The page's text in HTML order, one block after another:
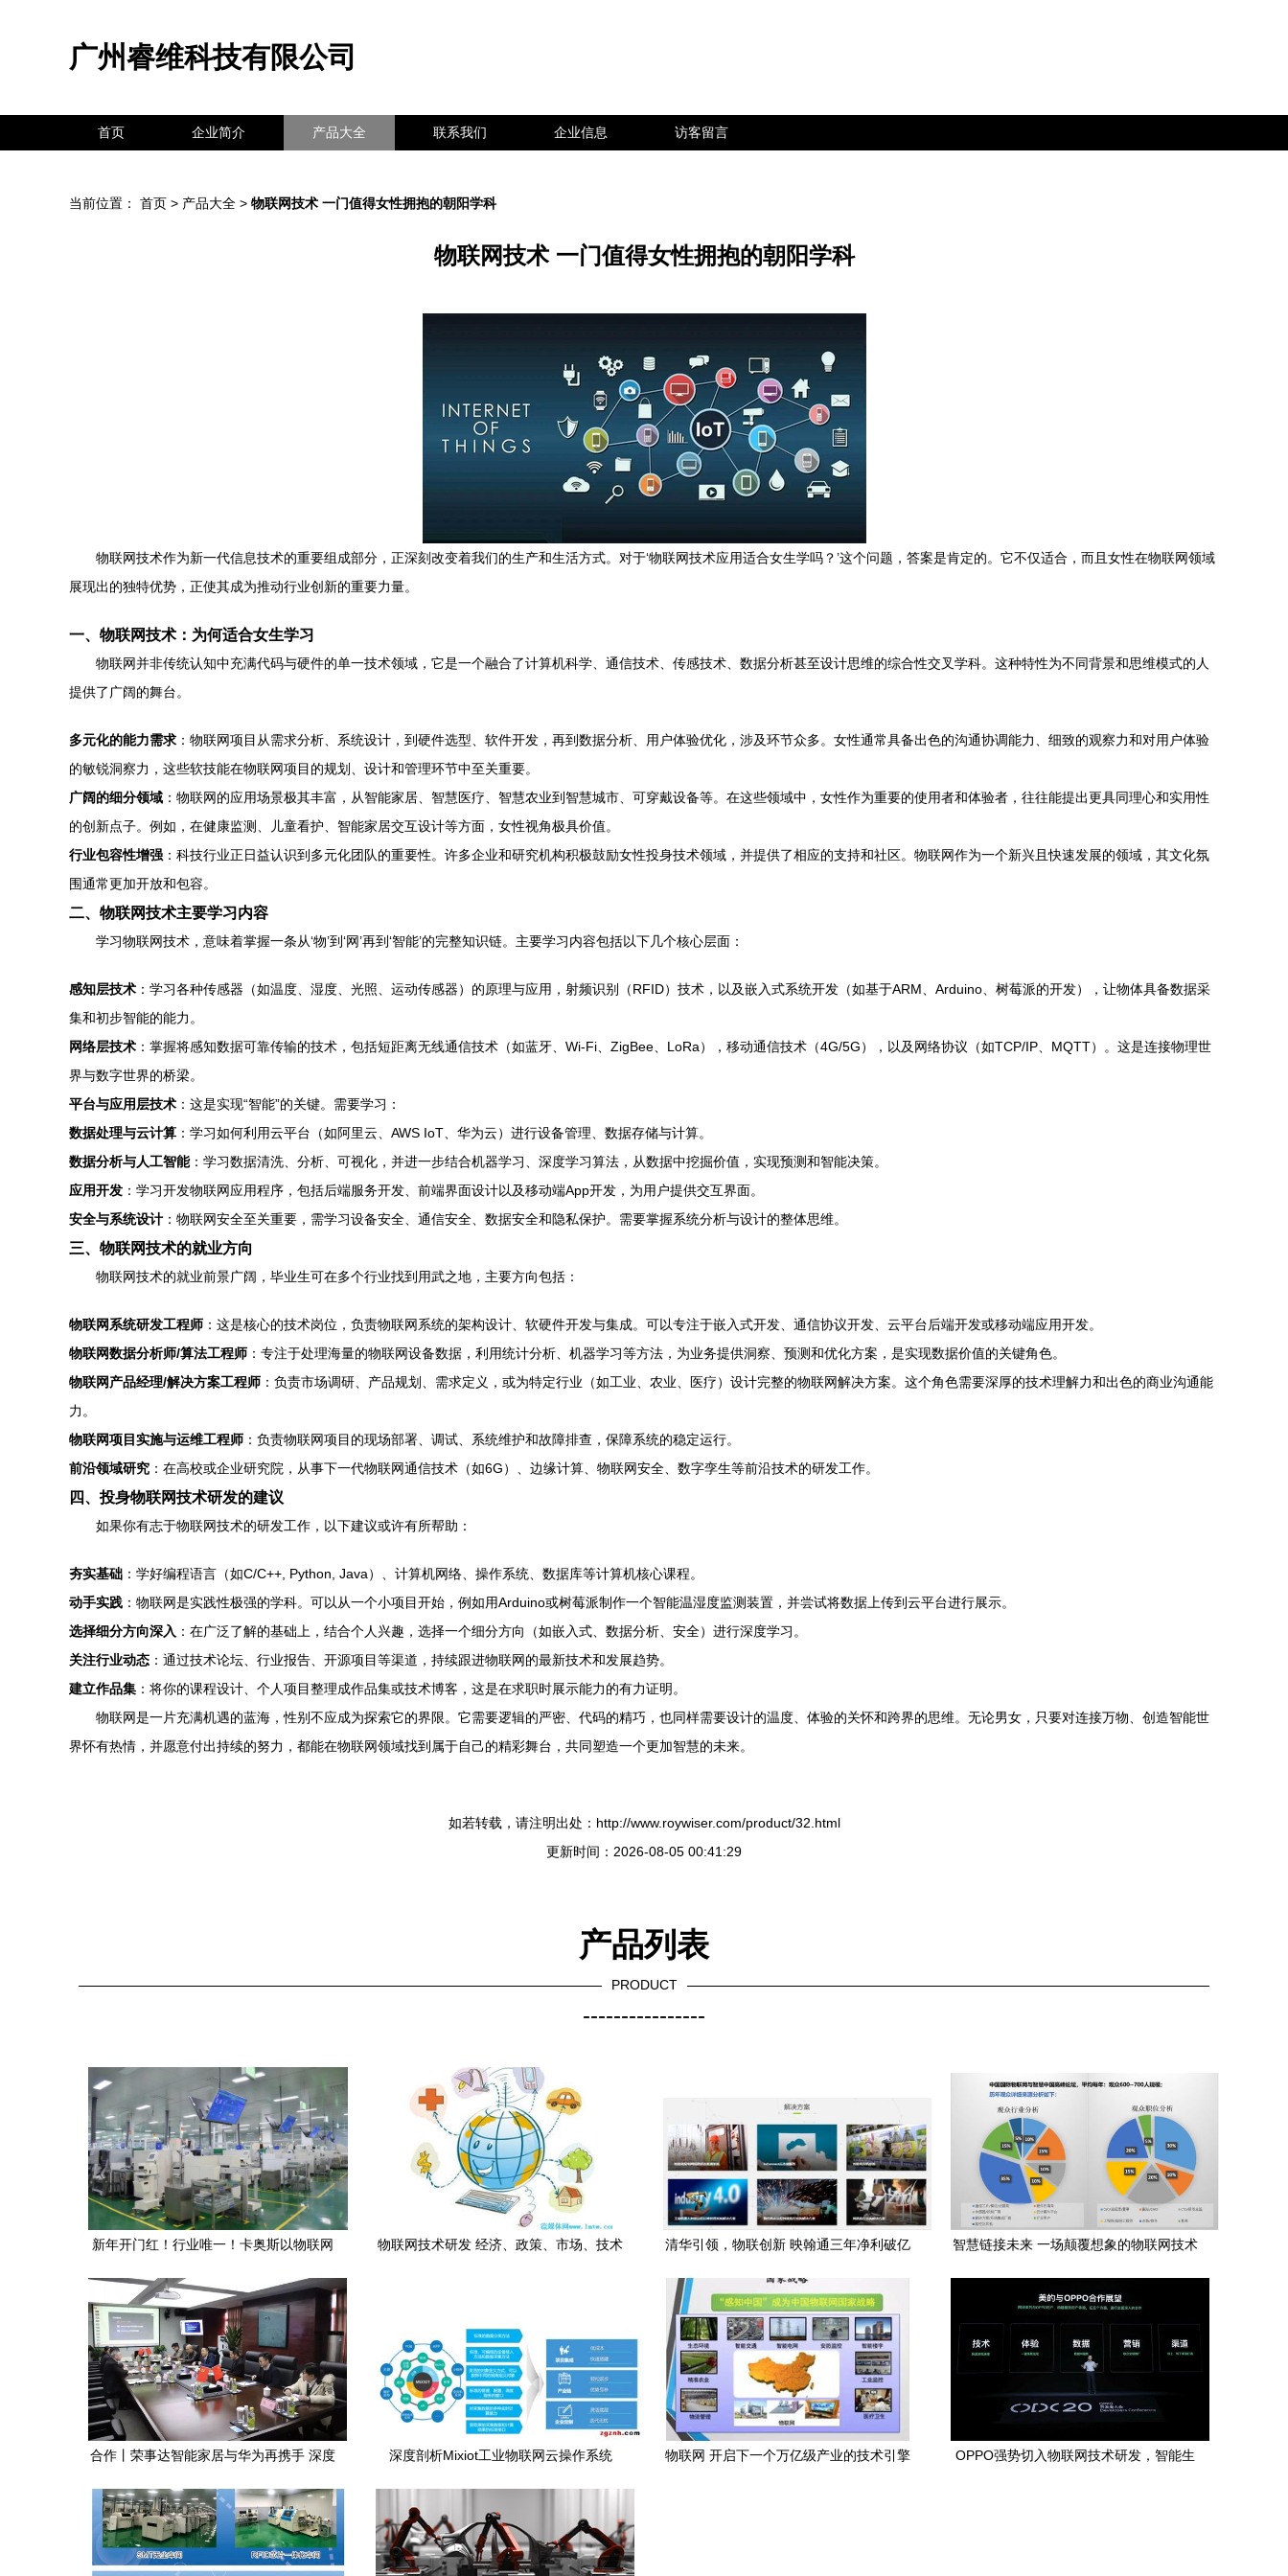
广州睿维科技有限公司
首页 企业简介 产品大全 联系我们 企业信息 访客留言
当前位置： 首页 > 产品大全 > 物联网技术 一门值得女性拥抱的朝阳学科
物联网技术 一门值得女性拥抱的朝阳学科
物联网技术作为新一代信息技术的重要组成部分，正深刻改变着我们的生产和生活方式。对于‘物联网技术应用适合女生学吗？’这个问题，答案是肯定的。它不仅适合，而且女性在物联网领域
展现出的独特优势，正使其成为推动行业创新的重要力量。
一、物联网技术：为何适合女生学习
物联网并非传统认知中充满代码与硬件的单一技术领域，它是一个融合了计算机科学、通信技术、传感技术、数据分析甚至设计思维的综合性交叉学科。这种特性为不同背景和思维模式的人
提供了广阔的舞台。
多元化的能力需求 ：物联网项目从需求分析、系统设计，到硬件选型、软件开发，再到数据分析、用户体验优化，涉及环节众多。女性通常具备出色的沟通协调能力、细致的观察力和对用户体验
的敏锐洞察力，这些软技能在物联网项目的规划、设计和管理环节中至关重要。
广阔的细分领域 ：物联网的应用场景极其丰富，从智能家居、智慧医疗、智慧农业到智慧城市、可穿戴设备等。在这些领域中，女性作为重要的使用者和体验者，往往能提出更具同理心和实用性
的创新点子。例如，在健康监测、儿童看护、智能家居交互设计等方面，女性视角极具价值。
行业包容性增强 ：科技行业正日益认识到多元化团队的重要性。许多企业和研究机构积极鼓励女性投身技术领域，并提供了相应的支持和社区。物联网作为一个新兴且快速发展的领域，其文化氛
围通常更加开放和包容。
二、物联网技术主要学习内容
学习物联网技术，意味着掌握一条从‘物’到‘网’再到‘智能’的完整知识链。主要学习内容包括以下几个核心层面：
感知层技术 ：学习各种传感器（如温度、湿度、光照、运动传感器）的原理与应用，射频识别（RFID）技术，以及嵌入式系统开发（如基于ARM、Arduino、树莓派的开发），让物体具备数据采
集和初步智能的能力。
网络层技术 ：掌握将感知数据可靠传输的技术，包括短距离无线通信技术（如蓝牙、Wi-Fi、ZigBee、LoRa），移动通信技术（4G/5G），以及网络协议（如TCP/IP、MQTT）。这是连接物理世
界与数字世界的桥梁。
平台与应用层技术 ：这是实现“智能”的关键。需要学习：
数据处理与云计算 ：学习如何利用云平台（如阿里云、AWS IoT、华为云）进行设备管理、数据存储与计算。
数据分析与人工智能：学习数据清洗、分析、可视化，并进一步结合机器学习、深度学习算法，从数据中挖掘价值，实现预测和智能决策。
应用开发 ：学习开发物联网应用程序，包括后端服务开发、前端界面设计以及移动端App开发，为用户提供交互界面。
安全与系统设计 ：物联网安全至关重要，需学习设备安全、通信安全、数据安全和隐私保护。需要掌握系统分析与设计的整体思维。
三、物联网技术的就业方向
物联网技术的就业前景广阔，毕业生可在多个行业找到用武之地，主要方向包括：
物联网系统研发工程师 ：这是核心的技术岗位，负责物联网系统的架构设计、软硬件开发与集成。可以专注于嵌入式开发、通信协议开发、云平台后端开发或移动端应用开发。
物联网数据分析师/算法工程师 ：专注于处理海量的物联网设备数据，利用统计分析、机器学习等方法，为业务提供洞察、预测和优化方案，是实现数据价值的关键角色。
物联网产品经理/解决方案工程师 ：负责市场调研、产品规划、需求定义，或为特定行业（如工业、农业、医疗）设计完整的物联网解决方案。这个角色需要深厚的技术理解力和出色的商业沟通能
力。
物联网项目实施与运维工程师 ：负责物联网项目的现场部署、调试、系统维护和故障排查，保障系统的稳定运行。
前沿领域研究 ：在高校或企业研究院，从事下一代物联网通信技术（如6G）、边缘计算、物联网安全、数字孪生等前沿技术的研发工作。
四、投身物联网技术研发的建议
如果你有志于物联网技术的研发工作，以下建议或许有所帮助：
夯实基础 ：学好编程语言（如C/C++, Python, Java）、计算机网络、操作系统、数据库等计算机核心课程。
动手实践 ：物联网是实践性极强的学科。可以从一个小项目开始，例如用Arduino或树莓派制作一个智能温湿度监测装置，并尝试将数据上传到云平台进行展示。
选择细分方向深入 ：在广泛了解的基础上，结合个人兴趣，选择一个细分方向（如嵌入式、数据分析、安全）进行深度学习。
关注行业动态 ：通过技术论坛、行业报告、开源项目等渠道，持续跟进物联网的最新技术和发展趋势。
建立作品集 ：将你的课程设计、个人项目整理成作品集或技术博客，这是在求职时展示能力的有力证明。
物联网是一片充满机遇的蓝海，性别不应成为探索它的界限。它需要逻辑的严密、代码的精巧，也同样需要设计的温度、体验的关怀和跨界的思维。无论男女，只要对连接万物、创造智能世
界怀有热情，并愿意付出持续的努力，都能在物联网领域找到属于自己的精彩舞台，共同塑造一个更加智慧的未来。
如若转载，请注明出处：http://www.roywiser.com/product/32.html
更新时间：2026-08-05 00:41:29
产品列表
PRODUCT
----------------
新年开门红！行业唯一！卡奥斯以物联网
精益改善奖
物联网技术研发 经济、政策、市场、技术
清华引领，物联创新 映翰通三年净利破亿
智慧链接未来 一场颠覆想象的物联网技术
合作丨荣事达智能家居与华为再携手 深度
深度剖析Mixiot工业物联网云操作系统
中心
物联网 开启下一个万亿级产业的技术引擎
OPPO强势切入物联网技术研发，智能生